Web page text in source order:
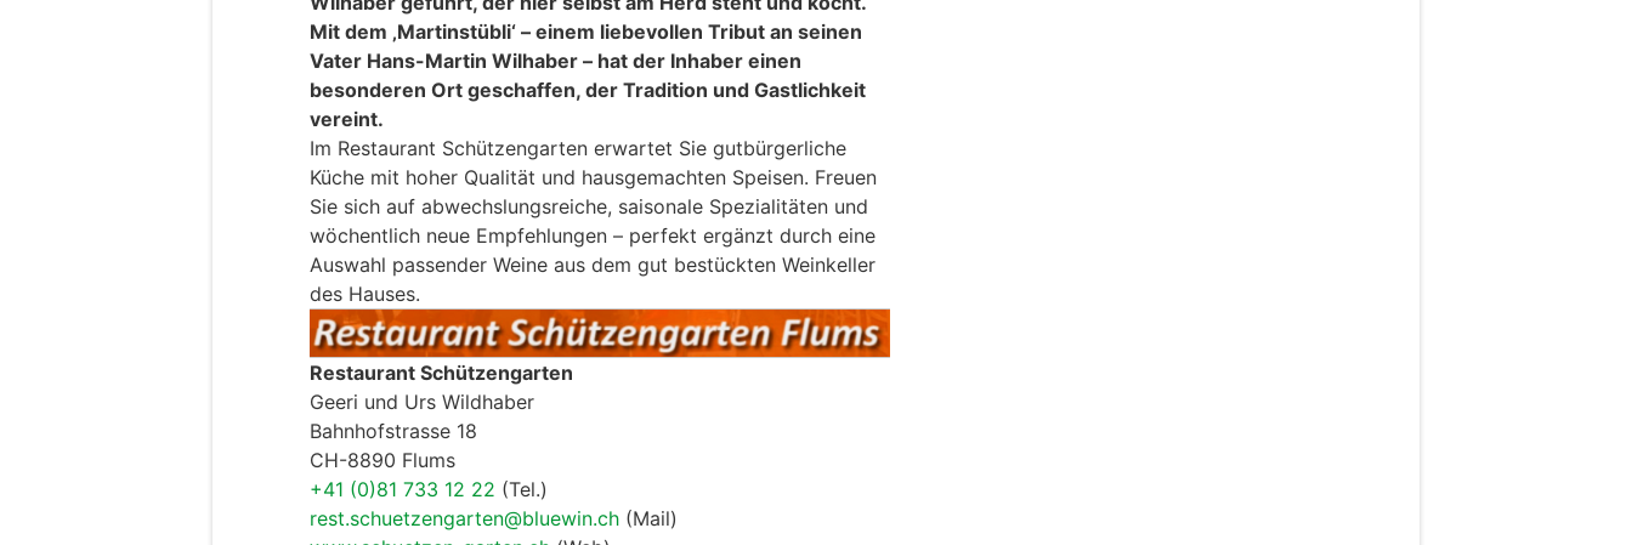
Mit dem ‚Martinstübli‘ – einem liebevollen Tribut an seinen
Vater Hans-Martin Wilhaber – hat der Inhaber einen
besonderen Ort geschaffen, der Tradition und Gastlichkeit
vereint.
Im Restaurant Schützengarten erwartet Sie gutbürgerliche
Küche mit hoher Qualität und hausgemachten Speisen. Freuen
Sie sich auf abwechslungsreiche, saisonale Spezialitäten und
wöchentlich neue Empfehlungen – perfekt ergänzt durch eine
Auswahl passender Weine aus dem gut bestückten Weinkeller
des Hauses.
Restaurant Schützengarten
Geeri und Urs Wildhaber
Bahnhofstrasse 18
CH-8890 Flums
+41 (0)81 733 12 22 (Tel.)
rest.schuetzengarten@bluewin.ch (Mail)